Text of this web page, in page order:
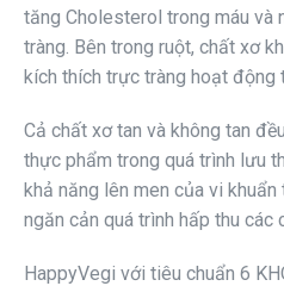
tăng Cholesterol trong máu và
tràng. Bên trong ruột, chất xơ
kích thích trực tràng hoạt động
Cả chất xơ tan và không tan
thực phẩm trong quá trình lưu
khả năng lên men của vi
ngăn cản quá trình hấp thu các
HappyVegi với tiêu chuẩn 6